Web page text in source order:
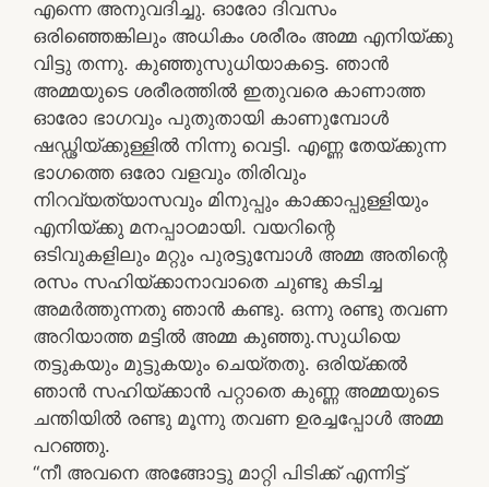
എന്നെ അനുവദിച്ചു. ഓരോ ദിവസം
ഒരിഞ്ഞെങ്കിലും അധികം ശരീരം അമ്മ എനിയ്ക്കു
വിട്ടു തന്നു. കുഞ്ഞുസുധിയാകട്ടെ. ഞാൻ
അമ്മയുടെ ശരീരത്തിൽ ഇതുവരെ കാണാത്ത
ഓരോ ഭാഗവും പുതുതായി കാണുമ്പോൾ
ഷഡ്ഢിയ്ക്കുള്ളിൽ നിന്നു വെട്ടി. എണ്ണ തേയ്ക്കുന്ന
ഭാഗത്തെ ഒരോ വളവും തിരിവും
നിറവ്യത്യാസവും മിനുപ്പും കാക്കാപ്പുള്ളിയും
എനിയ്ക്കു മനപ്പാഠമായി. വയറിന്റെ
ഒടിവുകളിലും മറ്റും പുരട്ടുമ്പോൾ അമ്മ അതിന്റെ
രസം സഹിയ്ക്കാനാവാതെ ചുണ്ടു കടിച്ച
അമർത്തുന്നതു ഞാൻ കണ്ടു. ഒന്നു രണ്ടു തവണ
അറിയാത്ത മട്ടിൽ അമ്മ കുഞ്ഞു.സുധിയെ
തട്ടുകയും മുട്ടുകയും ചെയ്തതു. ഒരിയ്ക്കൽ
ഞാൻ സഹിയ്ക്കാൻ പറ്റാതെ കുണ്ണ അമ്മയുടെ
ചന്തിയിൽ രണ്ടു മൂന്നു തവണ ഉരച്ചപ്പോൾ അമ്മ
പറഞ്ഞു.
“നീ അവനെ അങ്ങോട്ടു മാറ്റി പിടിക്ക് എന്നിട്ട്